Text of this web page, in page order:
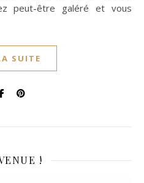
peut-être galéré et vous
SUITE
!